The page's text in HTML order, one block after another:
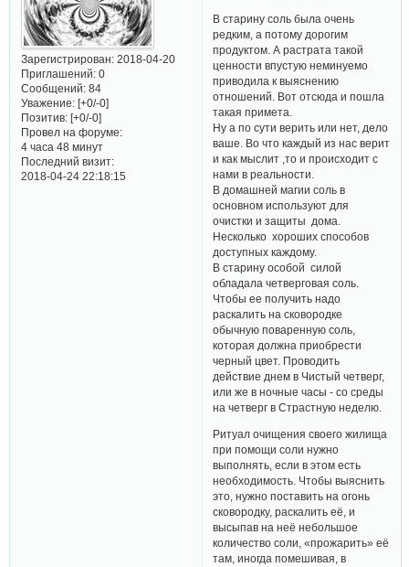
Зарегистрирован: 2018-04-20
Приглашений:0
Сообщений:84
Уважение: [+0/-0]
Позитив: [+0/-0]
Провел на форуме:
4 часа 48 минут
Последний визит:
2018-04-24 22:18:15
В старину соль была очень
редким, а потому дорогим
продуктом. А растрата такой
ценности впустую неминуемо
приводила к выяснению
отношений. Вот отсюда и пошла
такая примета.
Ну а по сути верить или нет, дело
ваше. Во что каждый из нас верит
и как мыслит ,то и происходит с
нами в реальности.
В домашней магии соль в
основном используют для
очистки и защиты дома.
Несколько хороших способов
доступных каждому.
В старину особой силой
обладала четверговая соль.
Чтобы ее получить надо
раскалить на сковородке
обычную поваренную соль,
которая должна приобрести
черный цвет. Проводить
действие днем в Чистый четверг,
или же в ночные часы - со среды
на четверг в Страстную неделю.
Ритуал очищения своего жилища
при помощи соли нужно
выполнять, если в этом есть
необходимость. Чтобы выяснить
это, нужно поставить на огонь
сковородку, раскалить её, и
высыпав на неё небольшое
количество соли, «прожарить» её
там, иногда помешивая, в